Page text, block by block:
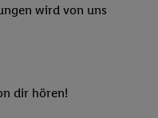
wird von uns
dir hören!